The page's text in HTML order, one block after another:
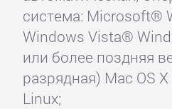
система: Microsoft®
Windows Vista®
или более поздняя
разрядная) Mac OS
Linux;